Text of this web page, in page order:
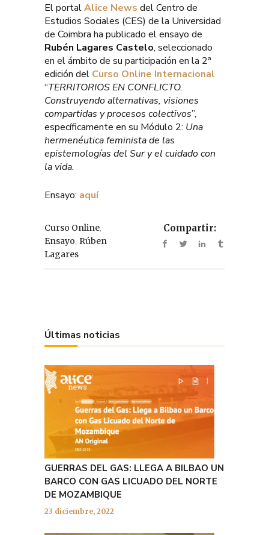
El portalAlice News del Centro de
Estudios Sociales (CES) de la Universidad
de Coimbra ha publicado el ensayo de
Rubén Lagares Castelo, seleccionado
en el ámbito de su participación en la 2ª
edición del Curso Online Internacional
“TERRITORIOS EN CONFLICTO.
Construyendo alternativas, visiones
compartidas y procesos colectivos”,
específicamente en su Módulo 2: Una
hermenéutica feminista de las
epistemologías del Sur y el cuidado con
la vida.
Ensayo: aquí
Curso Online,
Ensayo, Rúben
Lagares
Compartir:
Últimas noticias
GUERRAS DEL GAS: LLEGA A BILBAO UN
BARCO CON GAS LICUADO DEL NORTE
DE MOZAMBIQUE
23 diciembre, 2022